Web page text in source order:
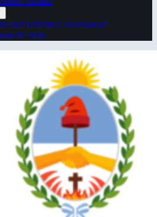
del Tránsito Cocomarola”
de Vera